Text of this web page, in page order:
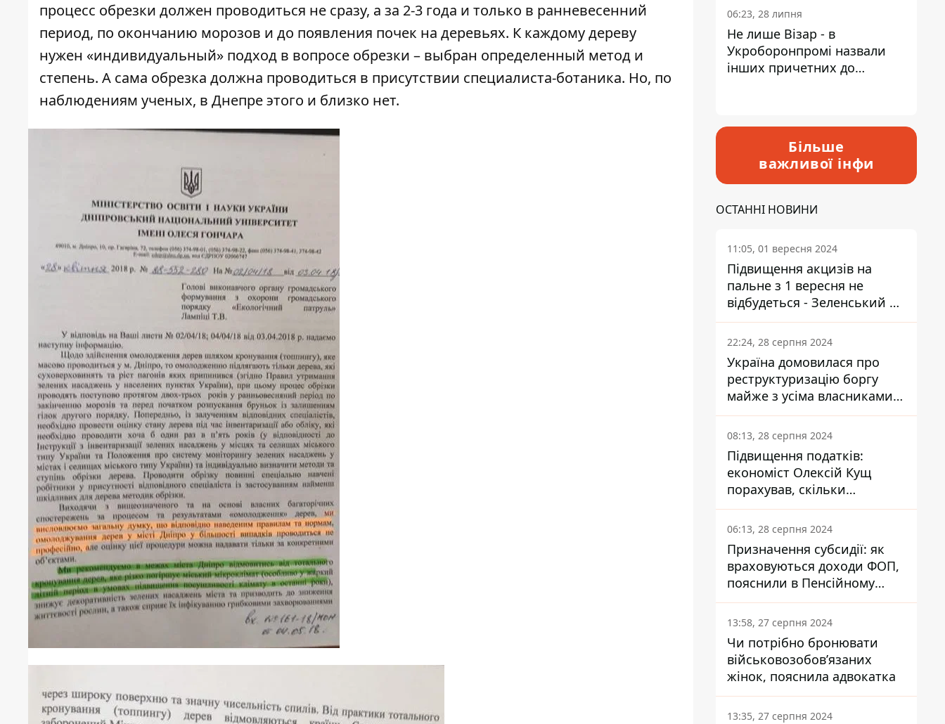
процесс обрезки должен проводиться не сразу, а за 2-3 года и только в ранневесенний
период, по окончанию морозов и до появления почек на деревьях. К каждому дереву
нужен «индивидуальный» подход в вопросе обрезки – выбран определенный метод и
степень. А сама обрезка должна проводиться в присутствии специалиста-ботаника. Но, по
наблюдениям ученых, в Днепре этого и близко нет.
06:23, 28 липня
Не лише Візар - в
Укроборонпромі назвали
інших причетних до
Більше
важливої інфи
ОСТАННІ НОВИНИ
11:05, 01 вересня 2024
Підвищення акцизів на
пальне з 1 вересня не
відбудеться - Зеленський не
підписав закон
22:24, 28 серпня 2024
Україна домовилася про
реструктуризацію боргу
майже з усіма власниками
єврооблігацій: що це
означає для країни
08:13, 28 серпня 2024
Підвищення податків:
економіст Олексій Кущ
порахував, скільки
заплатить кожен українець
06:13, 28 серпня 2024
Призначення субсидії: як
враховуються доходи ФОП,
пояснили в Пенсійному
фонді
13:58, 27 серпня 2024
Чи потрібно бронювати
військовозобов’язаних
жінок, пояснила адвокатка
13:35, 27 серпня 2024